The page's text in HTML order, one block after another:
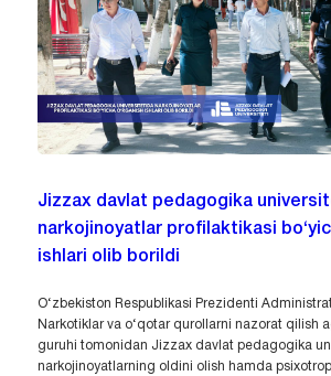
Jizzax davlat pedagogika
narkojinoyatlar profilaktikasi
ishlari olib borildi
O‘zbekiston Respublikasi Prezidenti
Narkotiklar va o‘qotar qurollarni nazorat qilish
guruhi tomonidan Jizzax davlat pedagogika
narkojinoyatlarning oldini olish hamda